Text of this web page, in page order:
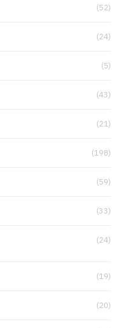
(52)
(24)
(5)
(43)
(21)
(198)
(59)
(33)
(24)
(19)
(20)